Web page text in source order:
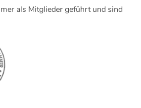
als Mitglieder geführt und sind